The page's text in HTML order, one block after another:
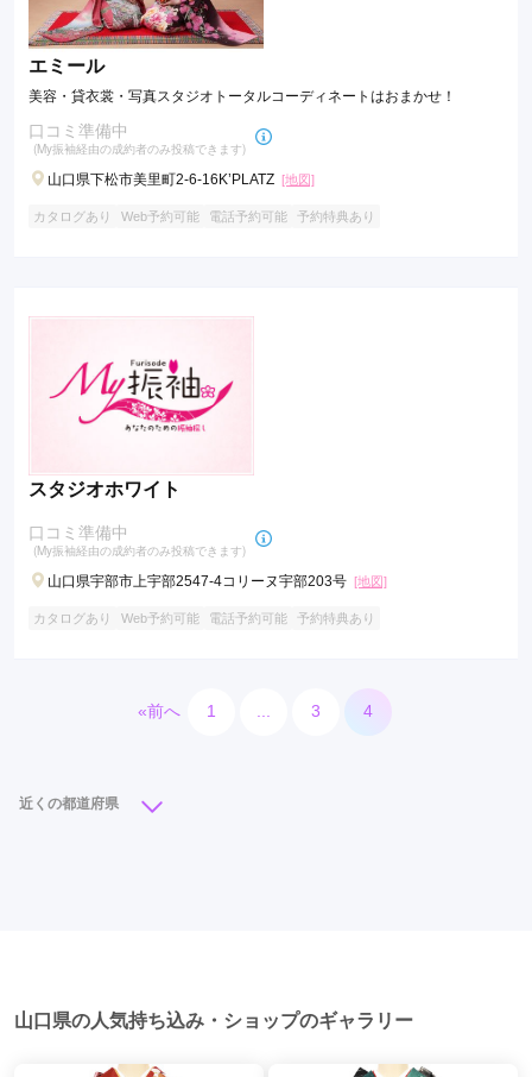
エミール
美容・貸衣裳・写真スタジオトータルコーディネートはおまかせ！
口コミ準備中
(My振袖経由の成約者のみ投稿できます)
山口県下松市美里町2-6-16K’PLATZ [地図]
カタログあり Web予約可能 電話予約可能 予約特典あり
スタジオホワイト
口コミ準備中
(My振袖経由の成約者のみ投稿できます)
山口県宇部市上宇部2547-4コリーヌ宇部203号 [地図]
カタログあり Web予約可能 電話予約可能 予約特典あり
«前へ 1 ... 3 4
近くの都道府県
山口県の人気持ち込み・ショップのギャラリー